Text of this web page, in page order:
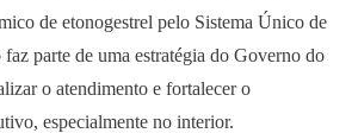
de etonogestrel pelo Sistema Único de
parte de uma estratégia do Governo do
o atendimento e fortalecer o
especialmente no interior.